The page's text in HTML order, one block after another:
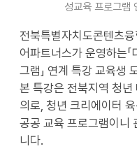
성교육 프로그램
전북특별자치도콘텐츠
어파트너스가 운영하는
그램」 연계 특강 교육생
본 특강은 전북지역 청
의로, 청년 크리에이터
공공 교육 프로그램이니
니다.